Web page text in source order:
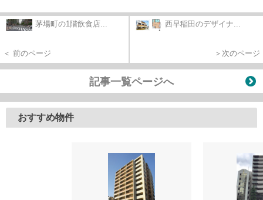
茅場町の1階飲食店...
＜ 前のページ
西早稲田のデザイナ...
＞次のページ
記事一覧ページへ
おすすめ物件